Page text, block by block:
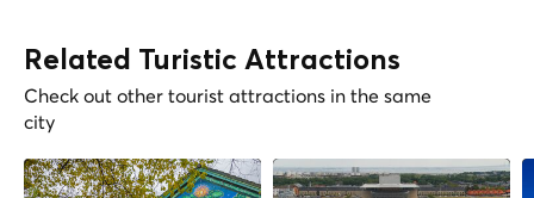
Related Turistic Attractions
Check out other tourist attractions in the same
city